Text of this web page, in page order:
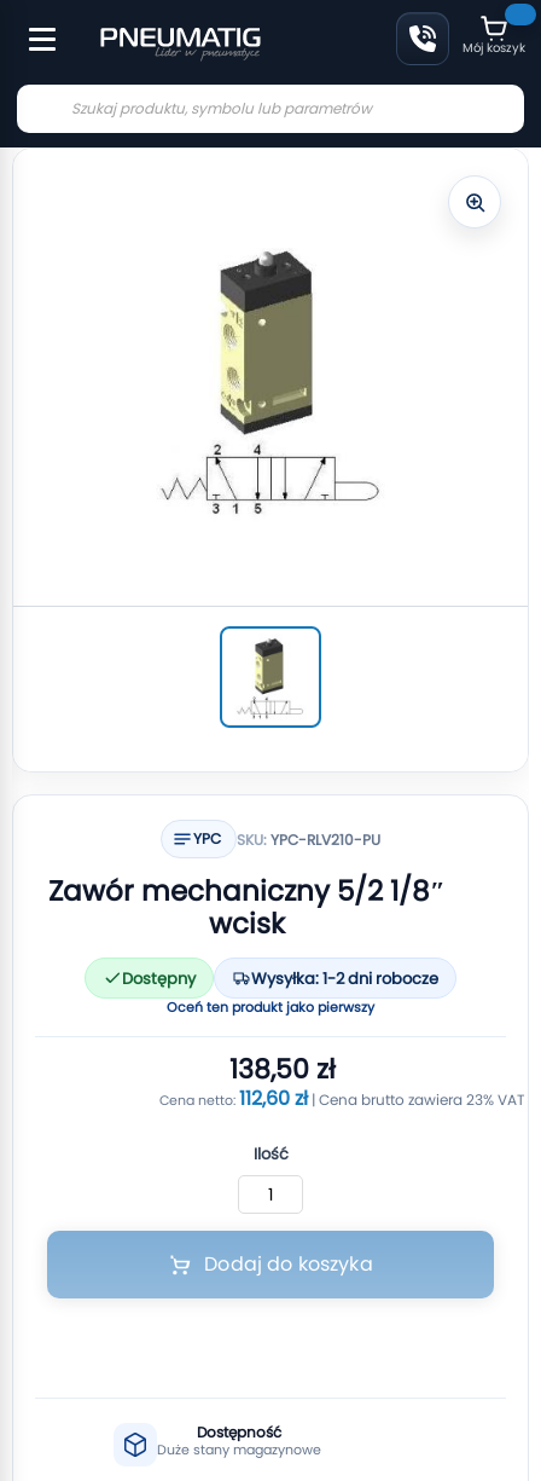
Mój koszyk
YPC SKU:YPC-RLV210-PU
Zawór mechaniczny 5/2 1/8″
wcisk
Dostępny Wysyłka: 1-2 dni robocze
Oceń ten produkt jako pierwszy
138,50 zł
112,60 zł
Ilość
Dodaj do koszyka
Dostępność
Duże stany magazynowe